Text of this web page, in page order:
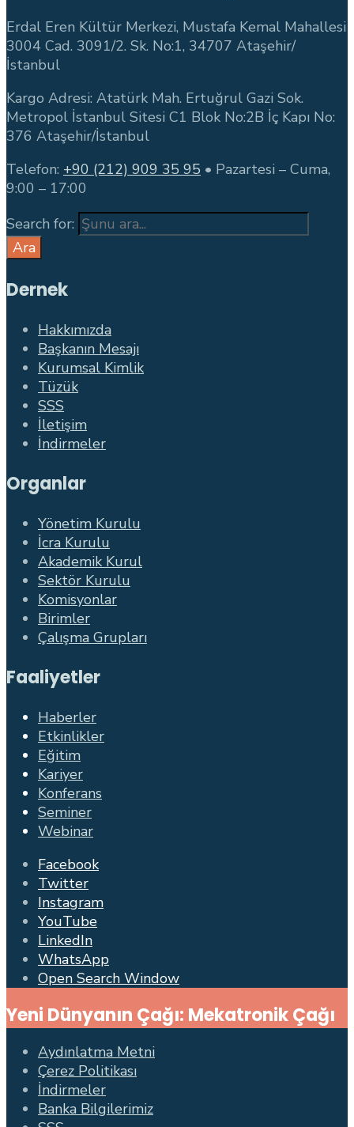
Erdal Eren Kültür Merkezi, Mustafa Kemal Mahallesi
3004 Cad. 3091/2. Sk. No:1, 34707 Ataşehir/
İstanbul
Kargo Adresi: Atatürk Mah. Ertuğrul Gazi Sok.
Metropol İstanbul Sitesi C1 Blok No:2B İç Kapı No:
376 Ataşehir/İstanbul
Telefon: +90 (212) 909 35 95 • Pazartesi – Cuma,
9:00 – 17:00
Search for:
Ara
Dernek
Hakkımızda
Başkanın Mesajı
Kurumsal Kimlik
Tüzük
SSS
İletişim
İndirmeler
Organlar
Yönetim Kurulu
İcra Kurulu
Akademik Kurul
Sektör Kurulu
Komisyonlar
Birimler
Çalışma Grupları
Faaliyetler
Haberler
Etkinlikler
Eğitim
Kariyer
Konferans
Seminer
Webinar
Facebook
Twitter
Instagram
YouTube
LinkedIn
WhatsApp
Open Search Window
Yeni Dünyanın Çağı: Mekatronik Çağı
Aydınlatma Metni
Çerez Politikası
İndirmeler
Banka Bilgilerimiz